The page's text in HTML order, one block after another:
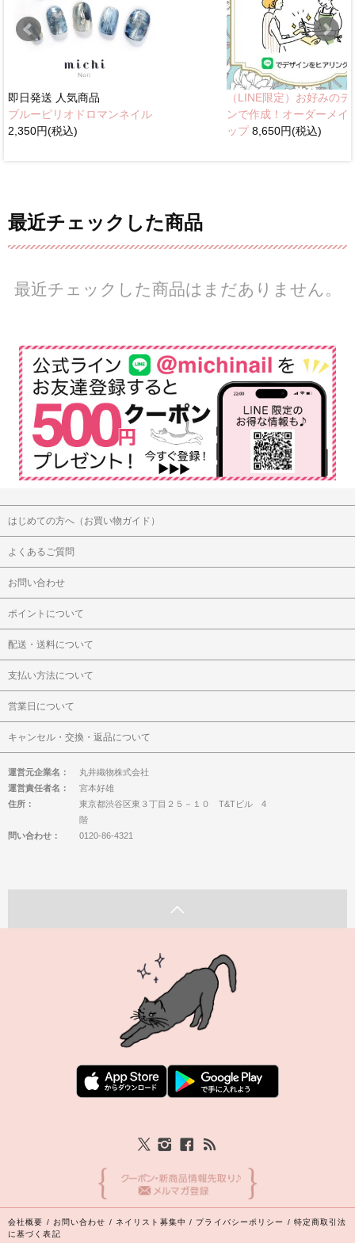
即日発送 人気商品
ブルーピリオドロマンネイル
2,350円(税込)
（LINE限定）お好みのデ
ンで作成！オーダーメイ
ップ8,650円(税込)
最近チェックした商品
最近チェックした商品はまだありません。
はじめての方へ（お買い物ガイド）
よくあるご質問
お問い合わせ
ポイントについて
配送・送料について
支払い方法について
営業日について
キャンセル・交換・返品について
運営元企業名：
丸井織物株式会社
運営責任者名：
宮本好雄
住所：
東京都渋谷区東３丁目２５－１０ T&Tビル 4
階
問い合わせ：
0120-86-4321
会社概要 / お問い合わせ / ネイリスト募集中 / プライバシーポリシー / 特定商取引法
に基づく表記